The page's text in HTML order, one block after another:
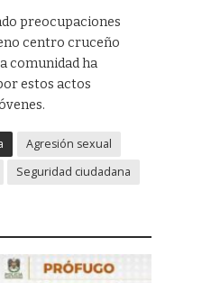
preocupaciones
centro cruceño
comunidad ha
estos actos
Agresión sexual
Seguridad ciudadana